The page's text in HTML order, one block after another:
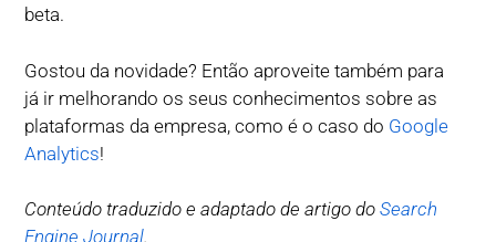
beta.
Gostou da novidade? Então aproveite também para
já ir melhorando os seus conhecimentos sobre as
plataformas da empresa, como é o caso do Google
Analytics!
Conteúdo traduzido e adaptado de artigo do Search
Engine Journal.